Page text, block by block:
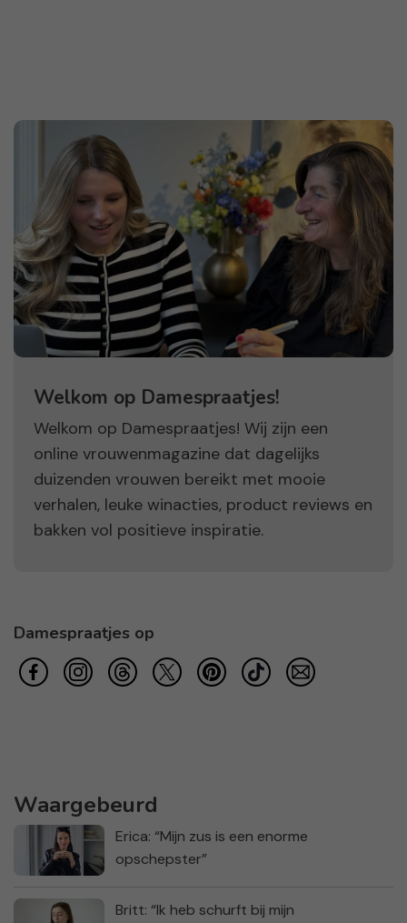
Welkom op Damespraatjes!
Welkom op Damespraatjes! Wij zijn een
online vrouwenmagazine dat dagelijks
duizenden vrouwen bereikt met mooie
verhalen, leuke winacties, product reviews en
bakken vol positieve inspiratie.
Damespraatjes op
Waargebeurd
Erica: “Mijn zus is een enorme
opschepster”
Britt: “Ik heb schurft bij mijn